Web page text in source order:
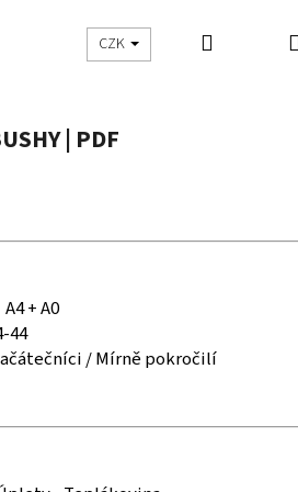
ŠIJEME S DNES ŠIJU
CZK Hledat
| PDF
A4 + A0
44
/ Mírně pokročilí